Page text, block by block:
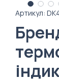
Артикул: